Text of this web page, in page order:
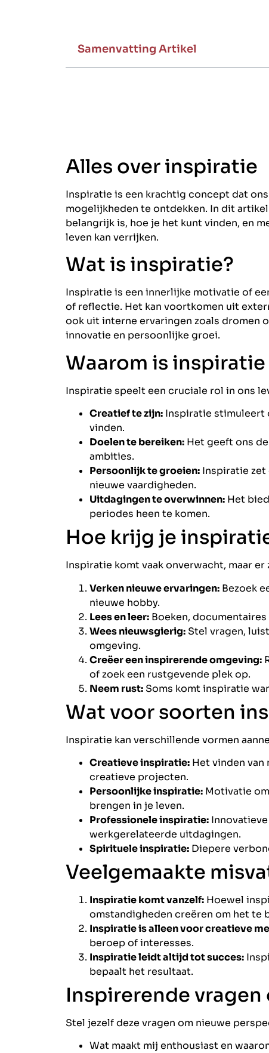
Samenvatting Artikel
Alles over inspiratie
Inspiratie is een krachtig concept dat
mogelijkheden te ontdekken. In dit
belangrijk is, hoe je het kunt vinden, en
leven kan verrijken.
Wat is inspiratie?
Inspiratie is een innerlijke motivatie of
of reflectie. Het kan voortkomen uit
ook uit interne ervaringen zoals dromen
innovatie en persoonlijke groei.
Waarom is
Inspiratie speelt een cruciale rol in ons
Creatief te zijn: Inspiratie stimuleert
vinden.
Doelen te bereiken: Het geeft ons
ambities.
Persoonlijk te groeien: Inspiratie zet
nieuwe vaardigheden.
Uitdagingen te overwinnen: Het
periodes heen te komen.
Hoe krijg je
Inspiratie komt vaak onverwacht, maar
Verken nieuwe ervaringen: Bezoek
nieuwe hobby.
Lees en leer: Boeken,
Wees nieuwsgierig: Stel vragen,
omgeving.
Creëer een inspirerende omgeving:
of zoek een rustgevende plek op.
Neem rust: Soms komt inspiratie
Wat voor soorten
Inspiratie kan verschillende vormen
Creatieve inspiratie: Het vinden van
creatieve projecten.
Persoonlijke inspiratie: Motivatie
brengen in je leven.
Professionele inspiratie:
werkgerelateerde uitdagingen.
Spirituele inspiratie: Diepere
Veelgemaakte
Inspiratie komt vanzelf: Hoewel
omstandigheden creëren om het te
Inspiratie is alleen voor creatieve
beroep of interesses.
Inspiratie leidt altijd tot succes:
bepaalt het resultaat.
Inspirerende
Stel jezelf deze vragen om nieuwe
Wat maakt mij enthousiast en